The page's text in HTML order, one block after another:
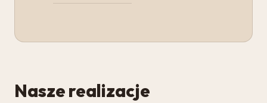
Nasze realizacje